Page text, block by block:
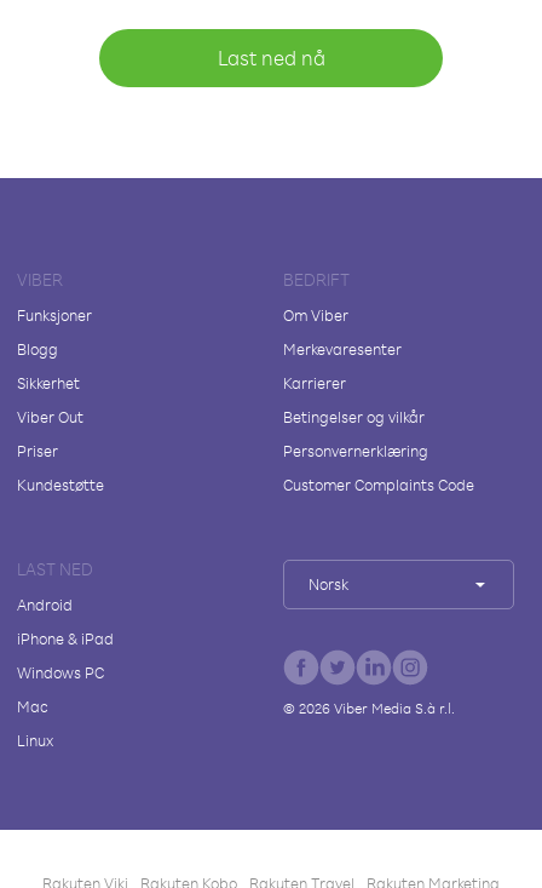
Last ned nå
VIBER
Funksjoner
Blogg
Sikkerhet
Viber Out
Priser
Kundestøtte
BEDRIFT
Om Viber
Merkevaresenter
Karrierer
Betingelser og vilkår
Personvernerklæring
Customer Complaints Code
LAST NED
Android
iPhone & iPad
Windows PC
Mac
Linux
Norsk
© 2026Viber Media S.à r.l.
Rakuten Viki Rakuten Kobo Rakuten Travel Rakuten Marketing